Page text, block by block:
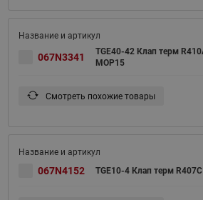
067N3341
TGE40-42 Клап терм
MOP15
Смотреть похожие товары
067N4152 TGE10-4 Клап терм R407С